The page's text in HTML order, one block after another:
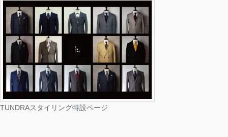
TUNDRAスタイリング特設ページ